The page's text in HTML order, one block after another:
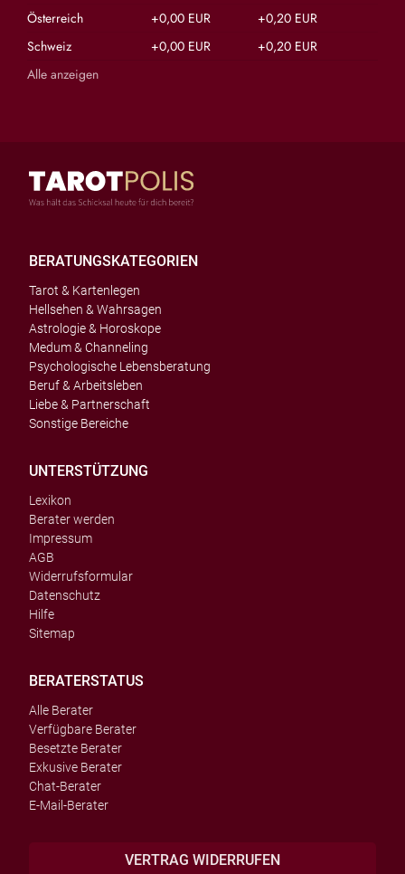
Österreich
+0,00 EUR
+0,20 EUR
Schweiz
+0,00 EUR
+0,20 EUR
Alle anzeigen
BERATUNGSKATEGORIEN
Tarot & Kartenlegen
Hellsehen & Wahrsagen
Astrologie & Horoskope
Medum & Channeling
Psychologische Lebensberatung
Beruf & Arbeitsleben
Liebe & Partnerschaft
Sonstige Bereiche
UNTERSTÜTZUNG
Lexikon
Berater werden
Impressum
AGB
Widerrufsformular
Datenschutz
Hilfe
Sitemap
BERATERSTATUS
Alle Berater
Verfügbare Berater
Besetzte Berater
Exkusive Berater
Chat-Berater
E-Mail-Berater
VERTRAG WIDERRUFEN